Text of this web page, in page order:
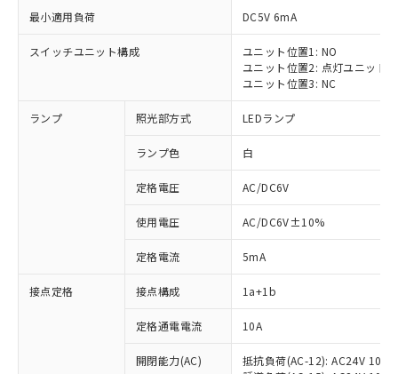
最小適用負荷 DC5V 6mA
スイッチユニット構成
ユニット位置1: NO
ユニット位置2: 点灯ユニット
ユニット位置3: NC
ランプ 照光部方式 LEDランプ
ランプ色 白
定格電圧 AC/DC6V
使用電圧 AC/DC6V±10%
定格電流 5mA
接点定格 接点構成 1a+1b
定格通電電流 10A
開閉能力(AC)
抵抗負荷(AC-12): AC24V 10A/
ご利用条件
以下の条件をお読みいただき、同意のうえ
対応済み：EU RoHS指令（10物質）の
非含有に対応した製品が提供可能な商品で
対応予定：EU RoHS指令（10物質）の非含
有に対応した製品に切り替える予定のある
商品です。
非含有に非対応の商品で、対応品を出す予
定はありません。